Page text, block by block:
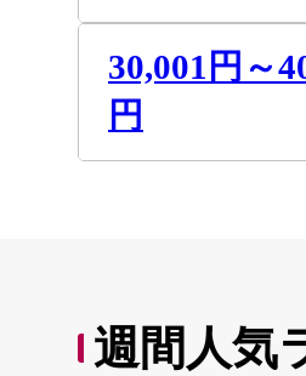
30,001円～
円
週間人気